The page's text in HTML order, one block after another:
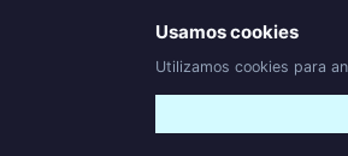
Usamos cookies
Utilizamos cookies para